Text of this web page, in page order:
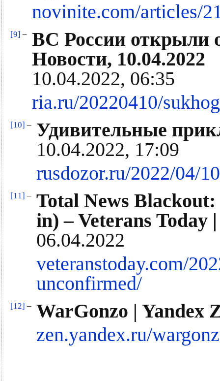
novinite.com/articles/
[9] – ВС России открыли
Новости, 10.04.2022
10.04.2022, 06:35
ria.ru/20220410/
[10] – Удивительные
10.04.2022, 17:09
rusdozor.ru/2022/04/
[11] – Total News
in) – Veterans
06.04.2022
veteranstoday.com/
unconfirmed/
[12] – WarGonzo | Yandex
zen.yandex.ru/